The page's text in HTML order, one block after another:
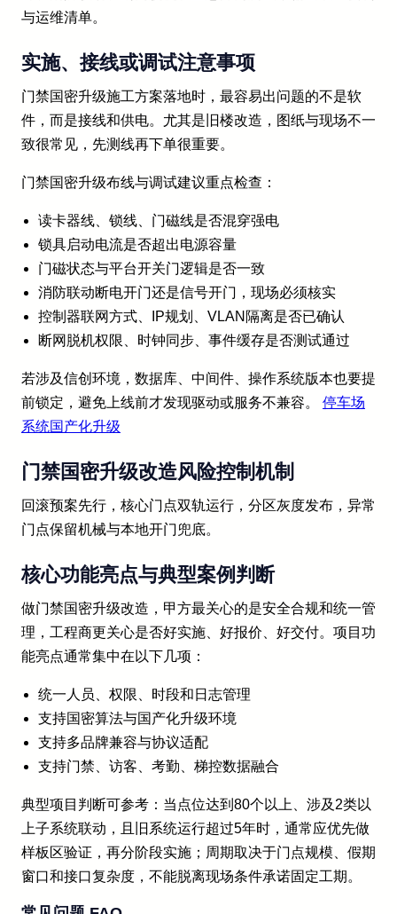
与运维清单。
实施、接线或调试注意事项
门禁国密升级施工方案落地时，最容易出问题的不是软
件，而是接线和供电。尤其是旧楼改造，图纸与现场不一
致很常见，先测线再下单很重要。
门禁国密升级布线与调试建议重点检查：
读卡器线、锁线、门磁线是否混穿强电
锁具启动电流是否超出电源容量
门磁状态与平台开关门逻辑是否一致
消防联动断电开门还是信号开门，现场必须核实
控制器联网方式、IP规划、VLAN隔离是否已确认
断网脱机权限、时钟同步、事件缓存是否测试通过
若涉及信创环境，数据库、中间件、操作系统版本也要提
前锁定，避免上线前才发现驱动或服务不兼容。 停车场
系统国产化升级
门禁国密升级改造风险控制机制
回滚预案先行，核心门点双轨运行，分区灰度发布，异常
门点保留机械与本地开门兜底。
核心功能亮点与典型案例判断
做门禁国密升级改造，甲方最关心的是安全合规和统一管
理，工程商更关心是否好实施、好报价、好交付。项目功
能亮点通常集中在以下几项：
统一人员、权限、时段和日志管理
支持国密算法与国产化升级环境
支持多品牌兼容与协议适配
支持门禁、访客、考勤、梯控数据融合
典型项目判断可参考：当点位达到80个以上、涉及2类以
上子系统联动，且旧系统运行超过5年时，通常应优先做
样板区验证，再分阶段实施；周期取决于门点规模、假期
窗口和接口复杂度，不能脱离现场条件承诺固定工期。